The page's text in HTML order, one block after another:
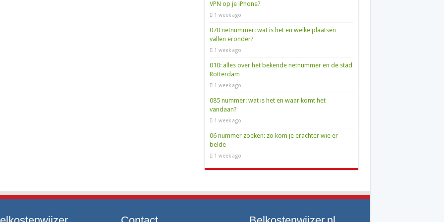
VPN op je iPhone?
1 week ago
070 netnummer: wat is het en welke plaatsen
vallen eronder?
1 week ago
010: alles over het bekende netnummer en de stad
Rotterdam
1 week ago
085 nummer: wat is het en waar komt het
vandaan?
1 week ago
06 nummer zoeken: zo kom je erachter wie er
belde
1 week ago